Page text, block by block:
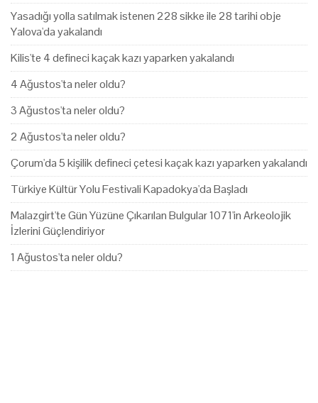
Yasadığı yolla satılmak istenen 228 sikke ile 28 tarihi obje
Yalova'da yakalandı
Kilis'te 4 defineci kaçak kazı yaparken yakalandı
4 Ağustos'ta neler oldu?
3 Ağustos'ta neler oldu?
2 Ağustos'ta neler oldu?
Çorum'da 5 kişilik defineci çetesi kaçak kazı yaparken yakalandı
Türkiye Kültür Yolu Festivali Kapadokya'da Başladı
Malazgirt'te Gün Yüzüne Çıkarılan Bulgular 1071'in Arkeolojik
İzlerini Güçlendiriyor
1 Ağustos'ta neler oldu?